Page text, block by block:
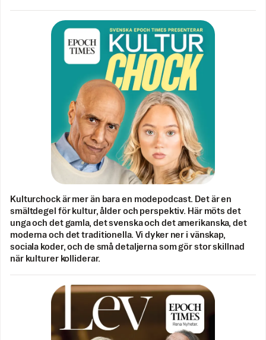
Kulturchock är mer än bara en modepodcast. Det är en
smältdegel för kultur, ålder och perspektiv. Här möts det
unga och det gamla, det svenska och det amerikanska, det
moderna och det traditionella. Vi dyker ner i vänskap,
sociala koder, och de små detaljerna som gör stor skillnad
när kulturer kolliderar.